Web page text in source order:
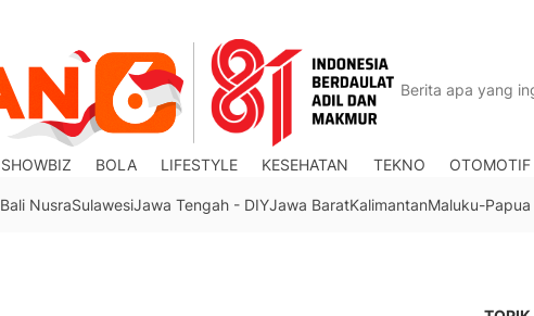
SHOWBIZ BOLA LIFESTYLE KESEHATAN TEKNO OTOMOTIF
Bali NusraSulawesiJawa Tengah - DIYJawa BaratKalimantanMaluku-Papua